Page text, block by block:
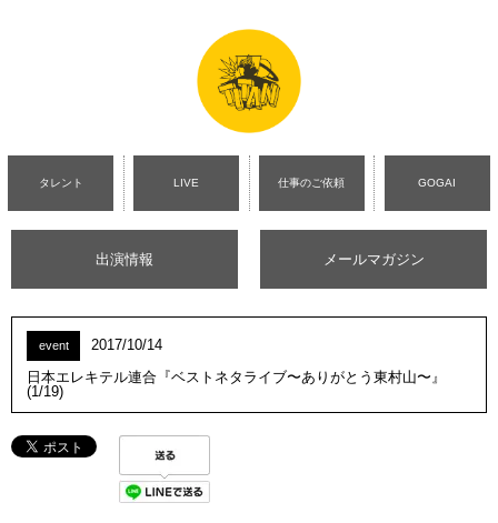
タレント LIVE 仕事のご依頼 GOGAI
出演情報 メールマガジン
event
2017/10/14
日本エレキテル連合『ベストネタライブ〜ありがとう東村山〜』
(1/19)